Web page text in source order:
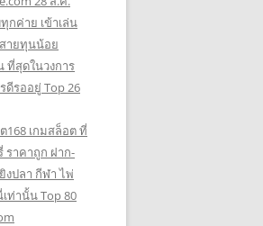
กค่าย เข้าเล่น
ายทุนน้อย
ที่สุดในวงการ
ดีรออยู่ Top 26
168 เกมสล็อต ที่
ราคาถูก ฝาก-
งปลา กีฬา ไพ่
ท่านั้น Top 80